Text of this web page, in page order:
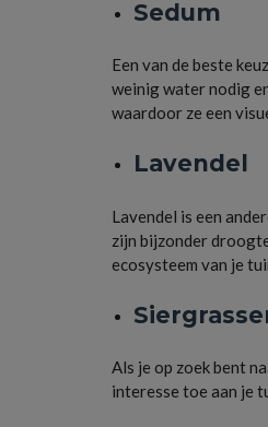
Sedum
Een van de beste
weinig water nodig
waardoor ze een
Lavendel
Lavendel is een
zijn bijzonder
ecosysteem van je
Als je op zoek bent
interesse toe aan je